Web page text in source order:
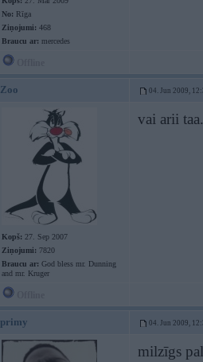
No: Rīga
Ziņojumi: 468
Braucu ar: mercedes
Zoo 04. Jun 2009,
Kopš: 27. Sep 2007
Ziņojumi: 7820
Braucu ar: God bless mr. Dunning
and mr. Kruger
vai arii
primy 04. Jun 2009,
milzīgs